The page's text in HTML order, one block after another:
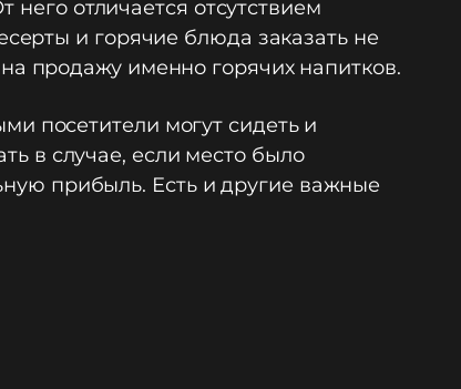
отличается отсутствием
и горячие блюда заказать не
продажу именно горячих напитков.
посетители могут сидеть и
в случае, если место было
прибыль. Есть и другие важные